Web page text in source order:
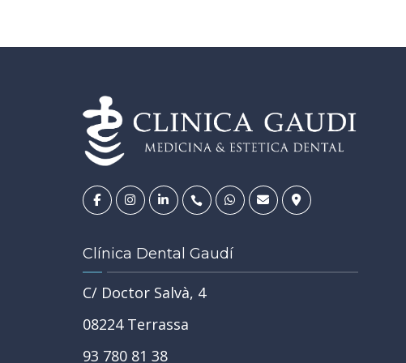
Clínica Dental Gaudí
C/ Doctor Salvà, 4
08224 Terrassa
93 780 81 38
JUL
REHABILITACIÓN ORAL
TRATAMIENTOS
TU SALUD GENERAL Y LA SALUD DE TU BOCA